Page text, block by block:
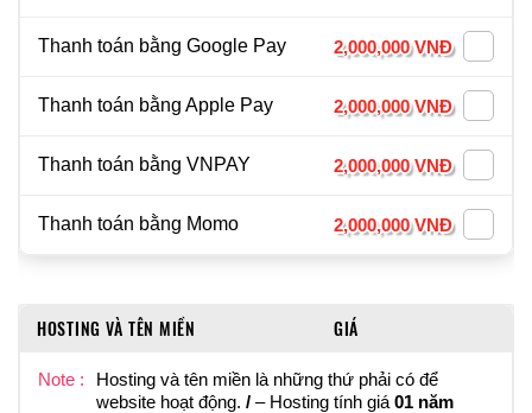
Thanh toán bằng Google Pay 2,000,000 VNĐ
Thanh toán bằng Apple Pay 2,000,000 VNĐ
Thanh toán bằng VNPAY 2,000,000 VNĐ
Thanh toán bằng Momo 2,000,000 VNĐ
HOSTING VÀ TÊN MIỀN GIÁ
Note :
Hosting và tên miền là những thứ phải có để
website hoạt động. / – Hosting tính giá 01 năm